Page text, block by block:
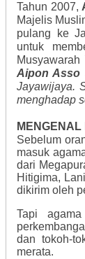
Tahun 2007,
Majelis
pulang ke
untuk
Aipon Asso
Jayawijaya.
menghadap
MENGENAL
Sebelum
masuk
dari
Hitigima,
dikirim oleh
Tapi
dan tokoh-
merata.